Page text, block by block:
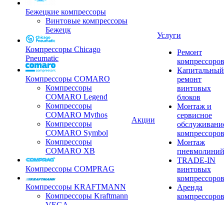
Бежецкие компрессоры
Винтовые компрессоры
Бежецк
Компрессоры Chicago
Pneumatic
Компрессоры COMARO
Компрессоры
COMARO Legend
Компрессоры
COMARO Mythos
Компрессоры
COMARO Symbol
Компрессоры
COMARO XB
Компрессоры COMPRAG
Компрессоры KRAFTMANN
Компрессоры Kraftmann
Акции
Услуги
Ремонт
компрессоров
Капитальный
ремонт
винтовых
блоков
Монтаж и
сервисное
компрессоров
Монтаж
пневмолиний
TRADE-IN
винтовых
компрессоров
Аренда
компрессоров